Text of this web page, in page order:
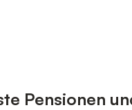
Pensionen